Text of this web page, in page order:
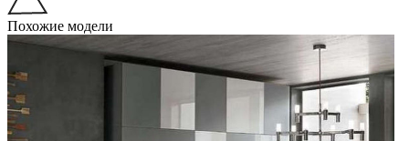
Похожие модели